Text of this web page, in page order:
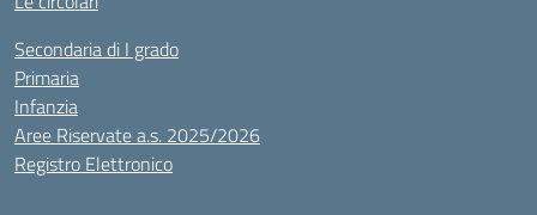
Secondaria di I grado
Primaria
Infanzia
Aree Riservate a.s. 2025/2026
Registro Elettronico